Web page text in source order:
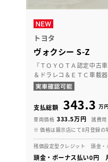
トヨタ
ヴォクシー S-Z
『ＴＯＹＯＴＡ認定中
＆ドラレコ＆ＥＴＣ車載
支払総額 343.3 万
車両価格 333.5万円 諸費用
※ 価格は展示店にて8月登録の
残価設定型クレジット 頭金・
頭金・ボーナス払い0円